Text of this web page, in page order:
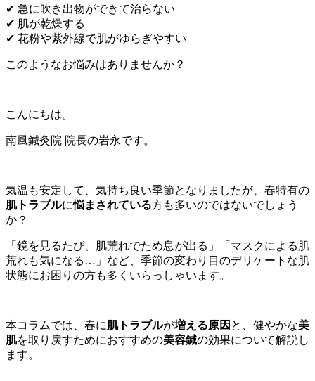
✔ 急に吹き出物ができて治らない
✔ 肌が乾燥する
✔ 花粉や紫外線で肌がゆらぎやすい
このようなお悩みはありませんか？
こんにちは。
南風鍼灸院 院長の岩永です。
気温も安定して、気持ち良い季節となりましたが、春特有の
肌トラブルに悩まされている方も多いのではないでしょう
か？
「鏡を見るたび、肌荒れでため息が出る」
「マスクによる肌
荒れも気になる…」 など、季節の変わり目のデリケートな肌
状態にお困りの方も多くいらっしゃいます。
本コラムでは、春に肌トラブルが増える原因 と、健やかな美
肌を取り戻すためにおすすめの美容鍼の効果について解説し
ます。